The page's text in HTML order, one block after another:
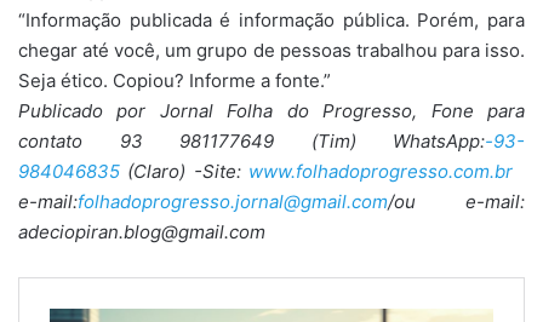
“Informação publicada é informação pública. Porém, para
chegar até você, um grupo de pessoas trabalhou para isso.
Seja ético. Copiou? Informe a fonte.”
Publicado por Jornal Folha do Progresso, Fone para
contato 93 981177649 (Tim) WhatsApp:-93-
984046835 (Claro) -Site: www.folhadoprogresso.com.br
e-mail:folhadoprogresso.jornal@gmail.com/ou e-mail:
adeciopiran.blog@gmail.com